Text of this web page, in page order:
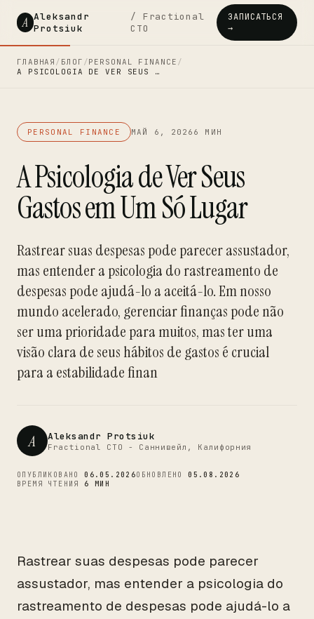
A Aleksandr
Protsiuk
/ Fractional
CTO
ЗАПИСАТЬСЯ
→
ГЛАВНАЯ / БЛОГ /PERSONAL FINANCE /
A PSICOLOGIA DE VER SEUS …
PERSONAL FINANCE МАЙ 6, 2026 6 МИН
A Psicologia de Ver Seus
Gastos em Um Só Lugar
Rastrear suas despesas pode parecer assustador,
mas entender a psicologia do rastreamento de
despesas pode ajudá-lo a aceitá-lo. Em nosso
mundo acelerado, gerenciar finanças pode não
ser uma prioridade para muitos, mas ter uma
visão clara de seus hábitos de gastos é crucial
para a estabilidade finan
A Aleksandr Protsiuk
Fractional CTO - Саннивейл, Калифорния
ОПУБЛИКОВАНО06.05.2026ОБНОВЛЕНО05.08.2026
ВРЕМЯ ЧТЕНИЯ 6 МИН
Rastrear suas despesas pode parecer
assustador, mas entender a psicologia do
rastreamento de despesas pode ajudá-lo a